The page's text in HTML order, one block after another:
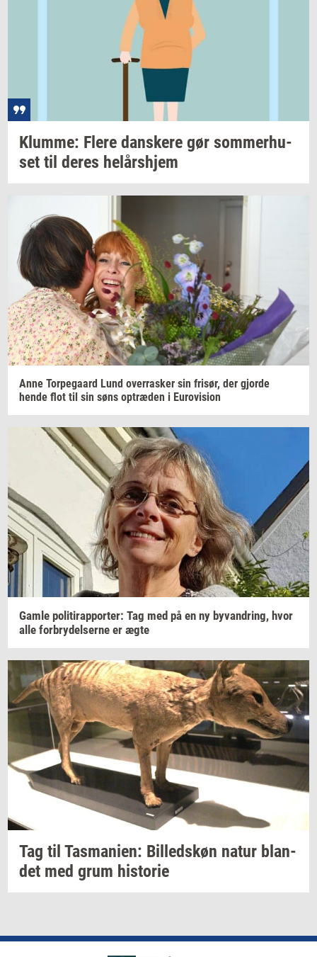
Klum­me: Flere dan­ske­re gør som­mer­hu­
set til deres helårs­hjem
Anne Tor­pe­gaard Lund over­ra­sker sin fri­sør, der gjor­de
hende flot til sin søns op­træ­den i Eu­ro­vi­sion
Gamle po­li­tirap­por­ter: Tag med på en ny byvan­dring, hvor
alle for­bry­del­ser­ne er ægte
Tag til Tas­ma­ni­en: Bil­leds­køn natur blan­
det med grum hi­sto­rie